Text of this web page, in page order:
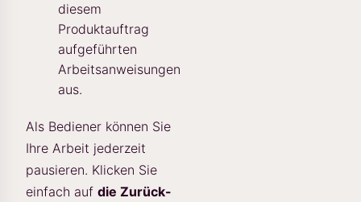
diesem
Produktauftrag
aufgeführten
Arbeitsanweisungen
aus.
Als Bediener können Sie
Ihre Arbeit jederzeit
pausieren. Klicken Sie
einfach auf die Zurück-